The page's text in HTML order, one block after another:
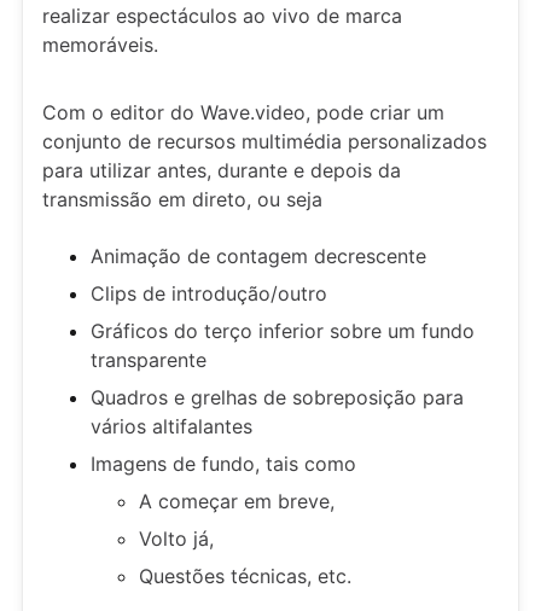
realizar espectáculos ao vivo de marca
memoráveis.
Com o editor do Wave.video, pode criar um
conjunto de recursos multimédia personalizados
para utilizar antes, durante e depois da
transmissão em direto, ou seja
Animação de contagem decrescente
Clips de introdução/outro
Gráficos do terço inferior sobre um fundo
transparente
Quadros e grelhas de sobreposição para
vários altifalantes
Imagens de fundo, tais como
A começar em breve,
Volto já,
Questões técnicas, etc.